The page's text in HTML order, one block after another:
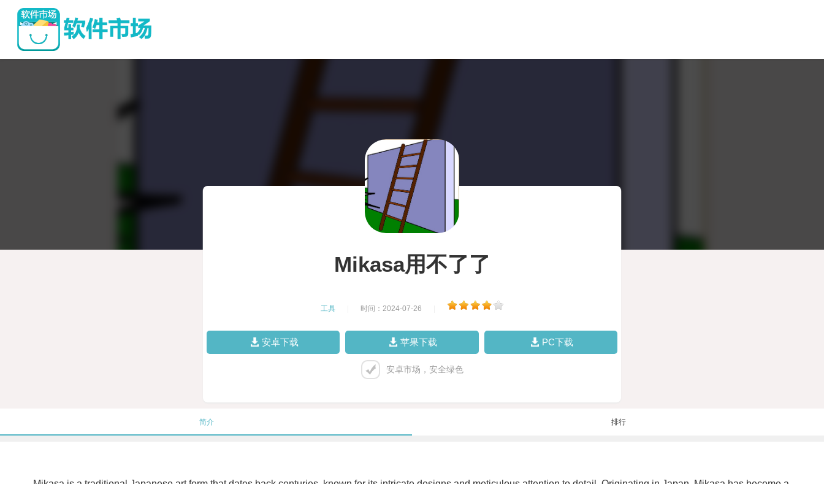
Mikasa用不了了
工具 时间：2024-07-26
安卓下载 苹果下载 PC下载
安卓市场，安全绿色
简介 排行